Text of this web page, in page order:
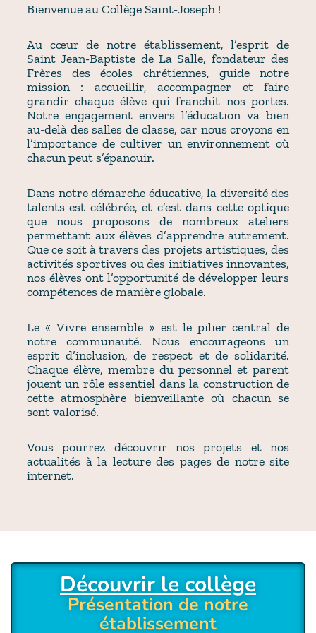
Bienvenue au Collège Saint-Joseph !
Au cœur de notre établissement, l’esprit de
Saint Jean-Baptiste de La Salle, fondateur des
Frères des écoles chrétiennes, guide notre
mission : accueillir, accompagner et faire
grandir chaque élève qui franchit nos portes.
Notre engagement envers l’éducation va bien
au-delà des salles de classe, car nous croyons en
l’importance de cultiver un environnement où
chacun peut s’épanouir.
Dans notre démarche éducative, la diversité des
talents est célébrée, et c’est dans cette optique
que nous proposons de nombreux ateliers
permettant aux élèves d’apprendre autrement.
Que ce soit à travers des projets artistiques, des
activités sportives ou des initiatives innovantes,
nos élèves ont l’opportunité de développer leurs
compétences de manière globale.
Le « Vivre ensemble » est le pilier central de
notre communauté. Nous encourageons un
esprit d’inclusion, de respect et de solidarité.
Chaque élève, membre du personnel et parent
jouent un rôle essentiel dans la construction de
cette atmosphère bienveillante où chacun se
sent valorisé.
Vous pourrez découvrir nos projets et nos
actualités à la lecture des pages de notre site
internet.
Découvrir le collège
Présentation de notre
établissement